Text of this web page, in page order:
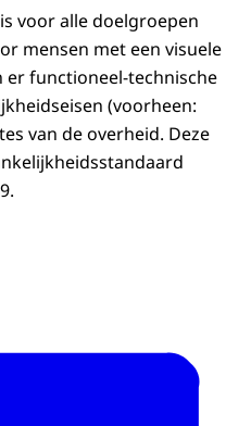
voor alle doelgroepen
mensen met een visuele
functioneel-technische
(voorheen:
van de overheid. Deze